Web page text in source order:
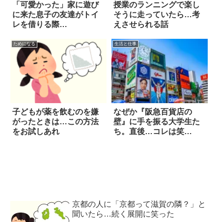
「可愛かった」家に遊び
に来た息子の友達がトイ
レを借りる際…
授業のランニングで楽し
そうに走っていたら…考
えさせられる話
ためになる
子どもが薬を飲むのを嫌
がったときは…この方法
をお試しあれ
生活と仕事
なぜか『阪急百貨店の
壁』に手を振る大学生た
ち。直後…コレは笑
京都の人に「京都って滋賀の隣？」と
聞いたら…続く展開に笑った